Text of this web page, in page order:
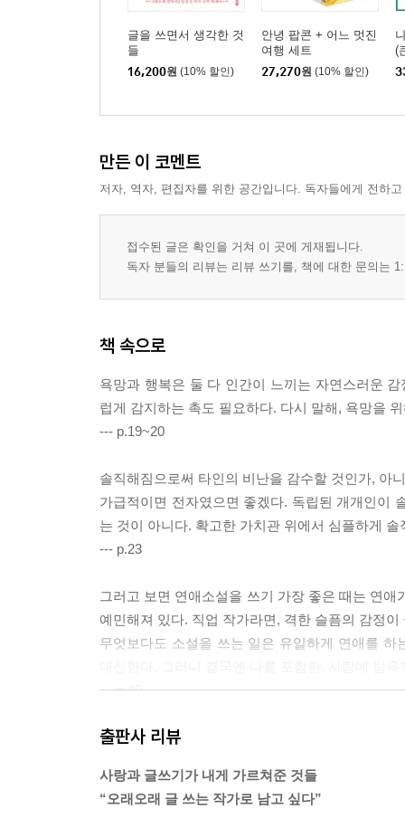
글을 쓰면서 생각한 것
들
16,200원 (10% 할인)
안녕 팝콘 + 어느 멋진
여행 세트
27,270원 (10% 할인)
(
만든 이 코멘트
저자, 역자, 편집자를 위한 공간입니다. 독자들에게 전하
접수된 글은 확인을 거쳐 이 곳에 게재됩니다.
독자 분들의 리뷰는 리뷰 쓰기를, 책에 대한 문의는
책 속으로
욕망과 행복은 둘 다 인간이 느끼는 자연스러운
럽게 감지하는 촉도 필요하다. 다시 말해, 욕망을
--- p.19~20
솔직해짐으로써 타인의 비난을 감수할 것인가, 아
가급적이면 전자였으면 좋겠다. 독립된 개개인이
는 것이 아니다. 확고한 가치관 위에서 심플하게 솔
--- p.23
그러고 보면 연애소설을 쓰기 가장 좋은 때는 연
예민해져 있다. 직업 작가라면, 격한 슬픔의 감정
무엇보다도 소설을 쓰는 일은 유일하게 연애를
--- p.40
하지만 대부분의 것들은 시간이 해결해준다. 세상
아닌지 자문해볼 필요가 있다.
(…) 시간을 아군 삼아 버티는 일이 상처 입은 사
출판사 리뷰
사랑과 글쓰기가 내게 가르쳐준 것들
“오래오래 글 쓰는 작가로 남고 싶다”